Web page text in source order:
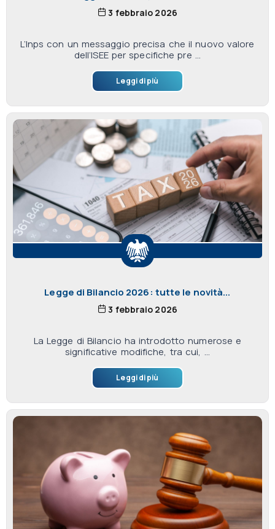
3 febbraio 2026
L’Inps con un messaggio precisa che il nuovo valore
dell’ISEE per specifiche pre ...
Leggi di più
Legge di Bilancio 2026: tutte le novità...
3 febbraio 2026
La Legge di Bilancio ha introdotto numerose e
significative modifiche, tra cui, ...
Leggi di più